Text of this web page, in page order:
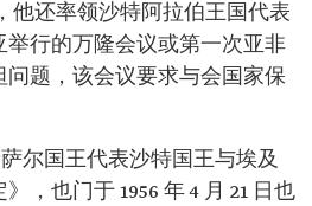
他还率领沙特阿拉伯王国代表
举行的万隆会议或第一次亚非
题，该会议要求与会国家保
萨尔国王代表沙特国王与埃及
，也门于 1956 年 4 月 21 日也